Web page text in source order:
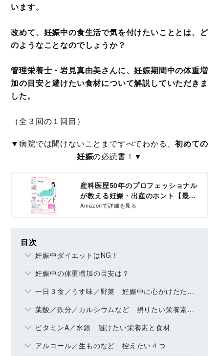
います。
改めて、妊娠中の食生活で気を付けたいこととは、ど
のようなことなのでしょうか？
管理栄養士・岩見真由美さんに、妊娠期間中の体重増
加の目安と避けたい食材について解説していただきま
した。
（全３回の１回目）
▼病院では聞けないことまですべてわかる、初めての
妊娠の必読書！▼
産科医歴50年のプロフェッショナル
が教える妊娠・出産のホント【最新
版】 | 近藤 東臣
Amazonで詳細を見る
目次
妊娠中ダイエットはNG！
妊娠中の体重増加の目安は？
一日３食／うす味／野菜 妊娠中に心がけたた３つ
葉酸／鉄分／カルシウムなど 摂りたい栄養素５つ
ビタミンA／水銀 避けたい栄養素と食材
アルコール／生ものなど 控えたい４つ